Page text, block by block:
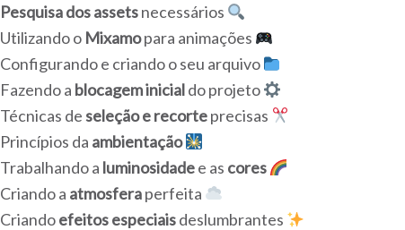
Pesquisa dos assetsnecessários
Utilizando o Mixamopara animações
Configurando e criando o seu arquivo
Fazendo a blocagem inicialdo projeto
Técnicas de seleção e recorteprecisas
Princípios da ambientação
Trabalhando a luminosidadee as cores
Criando a atmosferaperfeita
Criandoefeitos especiaisdeslumbrantes